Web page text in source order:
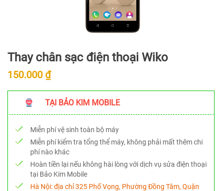
Thay chân sạc điện thoại Wiko
150.000 ₫
TẠI BẢO KIM MOBILE
Miễn phí vệ sinh toàn bộ máy
Miễn phí kiểm tra tổng thể máy, không phải mất thêm chi
phí nào khác
Hoàn tiền lại nếu không hài lòng với dịch vụ sửa điện thoại
tại Bảo Kim Mobile
Hà Nội:địa chỉ 325 Phố Vọng, Phường Đồng Tâm, Quận